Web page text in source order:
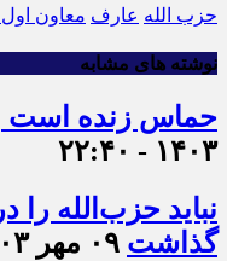
حزب الله عارف معاون
نوشته های مشابه
حماس زنده است و
۱۴۰۳ - ۲۲:۴۰
نباید حزب‌الله را
گذاشت ۰۹ مهر ۱۴۰۳ - ۱۲:۱۴